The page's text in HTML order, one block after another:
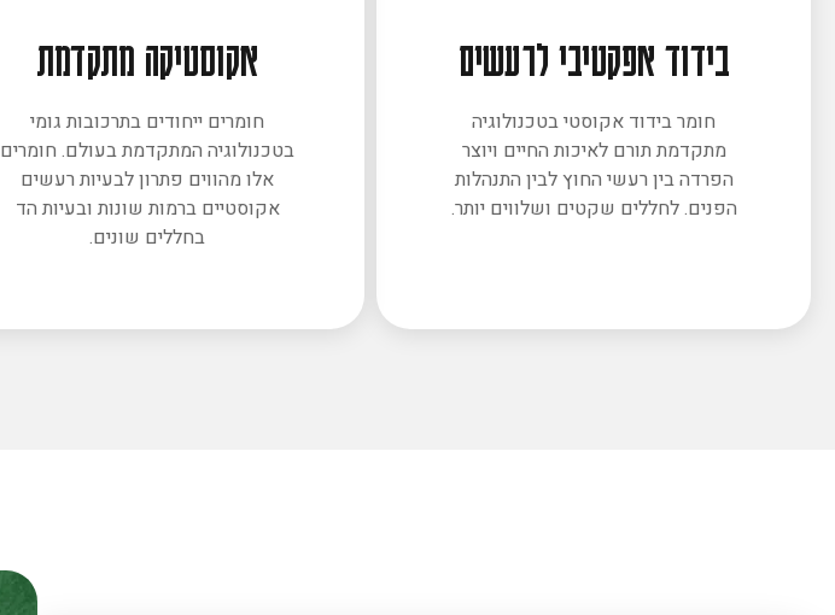
בידוד אפקטיבי לרעשים
חומר בידוד אקוסטי בטכנולוגיה
מתקדמת תורם לאיכות החיים ויוצר
הפרדה בין רעשי החוץ לבין התנהלות
הפנים. לחללים שקטים ושלווים יותר.
אקוסטיקה מתקדמת
חומרים ייחודים בתרכובות גומי
בטכנולוגיה המתקדמת בעולם. חומרים
אלו מהווים פתרון לבעיות רעשים
אקוסטיים ברמות שונות ובעיות הד
בחללים שונים.